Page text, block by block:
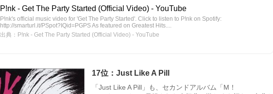
P!nk - Get The Party Started (Official Video) - YouTube
P!nk's official music video for 'Get The Party Started'. Click to listen to P!nk on Spotify:
http://smarturl.it/PSpot?IQid=PGPS As featured on Greatest Hits....
出典：P!nk - Get The Party Started (Official Video) - YouTube
17位：Just Like A Pill
「Just Like A Pill」も、セカンドアルバム「M！